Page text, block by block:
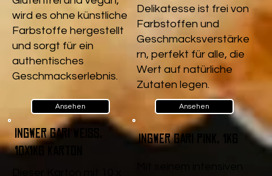
wird es ohne künstliche
Farbstoffe hergestellt
und sorgt für ein
authentisches
Geschmackserlebnis.
Ansehen
Delikatesse ist frei von
Farbstoffen und
Geschmacksverstärke
rn, perfekt für alle, die
Wert auf natürliche
Zutaten legen.
Ansehen
Ingwer Gari Weiß,
10x1kg Karton
Ingwer Gari pink, 1kg